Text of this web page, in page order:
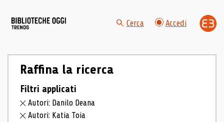
Cerca Accedi
Raffina la ricerca
Filtri applicati
Autori: Danilo Deana
Autori: Katia Toia